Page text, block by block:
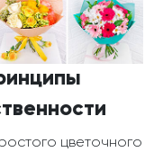
цветочного